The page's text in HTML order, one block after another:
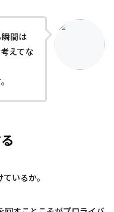
瞬間は
えてな
いるか。